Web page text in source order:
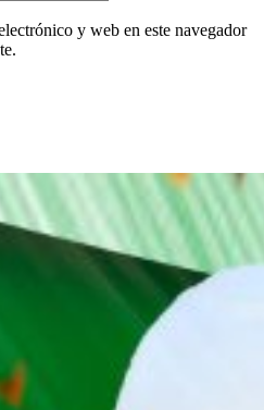
y web en este navegador